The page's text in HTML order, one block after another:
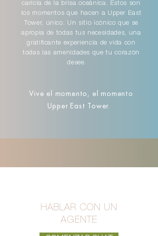
caricia de la brisa oceánica. Estos son
los momentos que hacen a Upper East
Tower, único. Un sitio icónico que se
apropia de todas tus necesidades, una
gratificante experiencia de vida con
todas las amenidades que tu corazón
desee.
Vive el momento, el momento
Upper East Tower.
HABLAR CON UN
AGENTE